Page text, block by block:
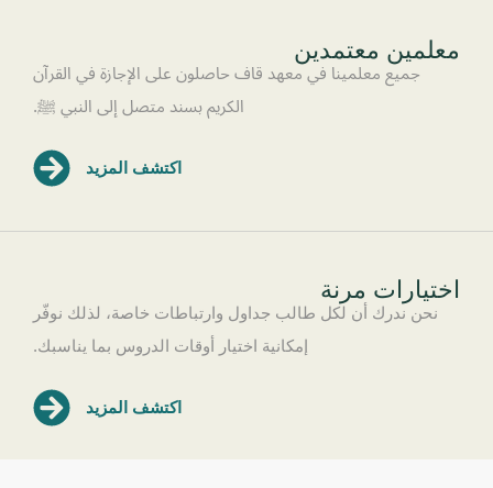
معلمين معتمدين
جميع معلمينا في معهد قاف حاصلون على الإجازة في القرآن
الكريم بسند متصل إلى النبي ﷺ.
اكتشف المزيد
اختيارات مرنة
نحن ندرك أن لكل طالب جداول وارتباطات خاصة، لذلك نوفّر
إمكانية اختيار أوقات الدروس بما يناسبك.
اكتشف المزيد